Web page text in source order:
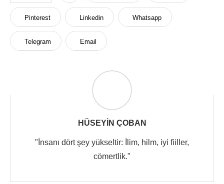
Pinterest Linkedin Whatsapp
Telegram Email
HÜSEYIN ÇOBAN
"İnsanı dört şey yükseltir: İlim, hilm, iyi fiiller,
cömertlik."